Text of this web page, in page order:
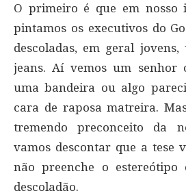
O primeiro é que em nosso
pintamos os executivos do
descoladas, em geral jovens,
jeans. Aí vemos um senhor
uma bandeira ou algo
cara de raposa matreira.
tremendo preconceito da
vamos descontar que a tese
não preenche o estereótipo
descoladão.